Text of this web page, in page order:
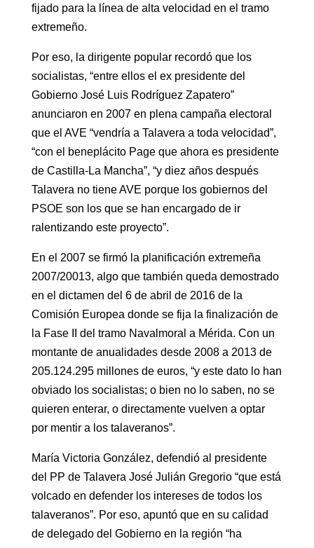
fijado para la línea de alta velocidad en el tramo
extremeño.
Por eso, la dirigente popular recordó que los
socialistas, “entre ellos el ex presidente del
Gobierno José Luis Rodríguez Zapatero”
anunciaron en 2007 en plena campaña electoral
que el AVE “vendría a Talavera a toda velocidad”,
“con el beneplácito Page que ahora es presidente
de Castilla-La Mancha”, “y diez años después
Talavera no tiene AVE porque los gobiernos del
PSOE son los que se han encargado de ir
ralentizando este proyecto”.
En el 2007 se firmó la planificación extremeña
2007/20013, algo que también queda demostrado
en el dictamen del 6 de abril de 2016 de la
Comisión Europea donde se fija la finalización de
la Fase II del tramo Navalmoral a Mérida. Con un
montante de anualidades desde 2008 a 2013 de
205.124.295 millones de euros, “y este dato lo han
obviado los socialistas; o bien no lo saben, no se
quieren enterar, o directamente vuelven a optar
por mentir a los talaveranos”.
María Victoria González, defendió al presidente
del PP de Talavera José Julián Gregorio “que está
volcado en defender los intereses de todos los
talaveranos”. Por eso, apuntó que en su calidad
de delegado del Gobierno en la región “ha